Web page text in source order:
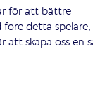
för att bättre
detta spelare,
att skapa oss en